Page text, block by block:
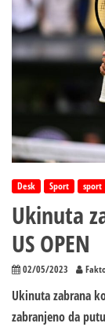
Desk Sport sport
Ukinuta
US OPEN
02/05/2023
Ukinuta zabrana
zabranjeno da